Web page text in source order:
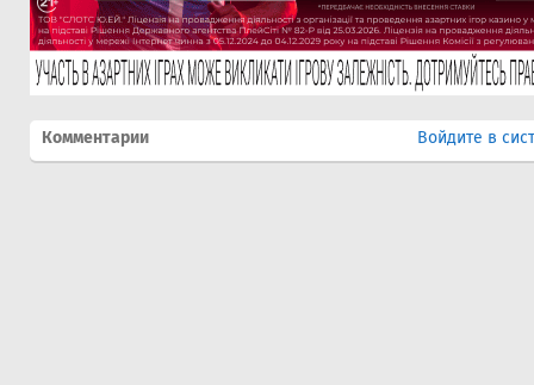
Комментарии Войдите в